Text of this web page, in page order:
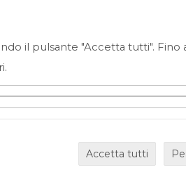
GRECO CON
il pulsante "Accetta tutti". Fino
Accetta tutti